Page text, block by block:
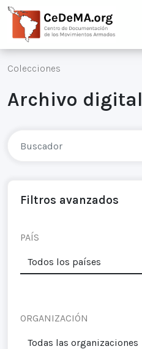
Colecciones
Archivo digital
Filtros avanzados
PAÍS
ORGANIZACIÓN